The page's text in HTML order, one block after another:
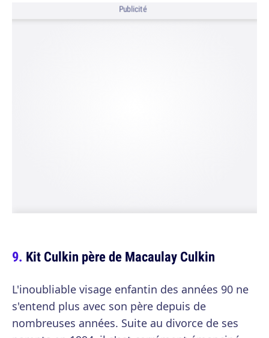
Publicité
Kit Culkin père de Macaulay Culkin
L'inoubliable visage enfantin des années 90 ne
s'entend plus avec son père depuis de
nombreuses années. Suite au divorce de ses